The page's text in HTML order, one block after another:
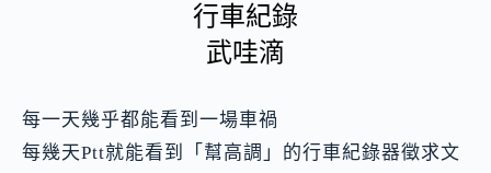
行車紀錄
武哇滴
每一天幾乎都能看到一場車禍
每幾天Ptt就能看到「幫高調」的行車紀錄器徵求文